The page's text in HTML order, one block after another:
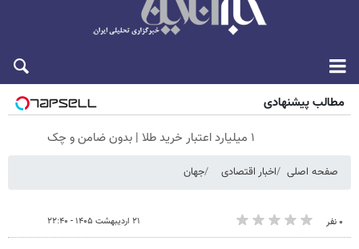
مطالب پیشنهادی
۱ میلیارد اعتبار خرید طلا | بدون ضامن و چک
صفحه اصلی اخبار اقتصادی جهان
۰ نفر ۲۱ اردیبهشت ۱۴۰۵ - ۲۲:۴۰